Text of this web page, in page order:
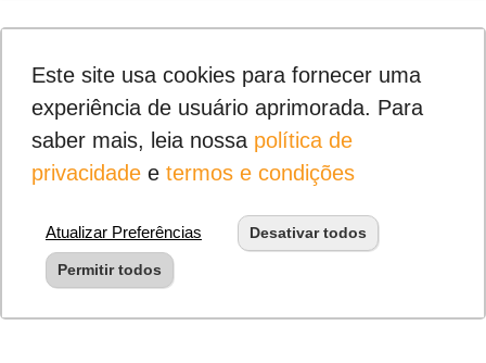
Este site usa cookies para fornecer uma
experiência de usuário aprimorada. Para
saber mais, leia nossa política de
privacidadee termos e condições
Atualizar Preferências Desativar todos
Permitir todos